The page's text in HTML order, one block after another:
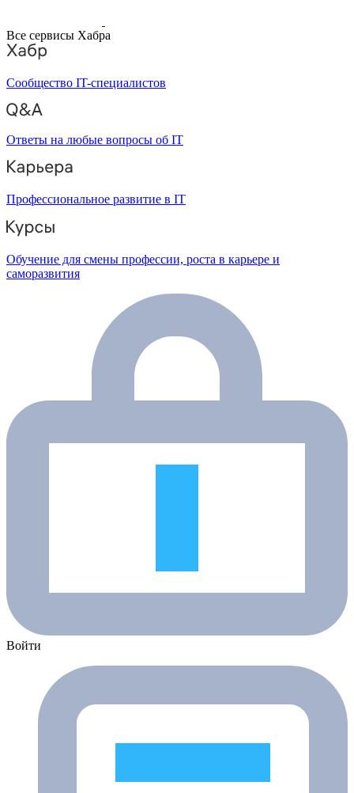
Все сервисы Хабра
Сообщество IT-специалистов
Ответы на любые вопросы об IT
Профессиональное развитие в IT
Обучение для смены профессии, роста в карьере и
саморазвития
Войти